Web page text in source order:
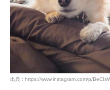
出典 : https://www.instagram.com/p/